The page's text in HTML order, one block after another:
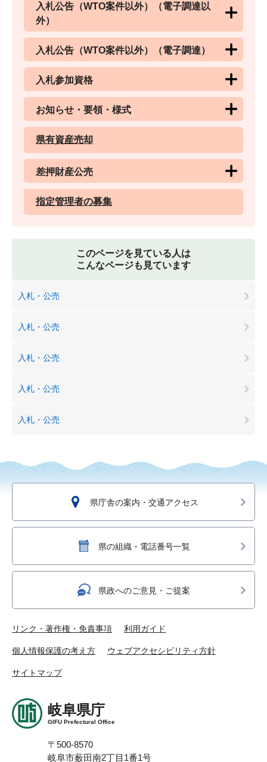
入札公告（WTO案件以外）（電子調達以
外）
入札公告（WTO案件以外）（電子調達）
入札参加資格
お知らせ・要領・様式
県有資産売却
差押財産公売
指定管理者の募集
このページを見ている人は
こんなページも見ています
入札・公売
入札・公売
入札・公売
入札・公売
入札・公売
県庁舎の案内・交通アクセス
県の組織・電話番号一覧
県政へのご意見・ご提案
リンク・著作権・免責事項 利用ガイド
個人情報保護の考え方 ウェブアクセシビリティ方針
サイトマップ
岐阜県庁
GIFU Prefectural Office
〒500-8570
岐阜市薮田南2丁目1番1号